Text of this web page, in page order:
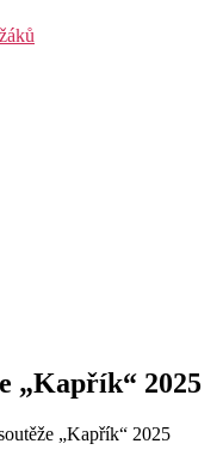
„Kapřík“ 2025
„Kapřík“ 2025